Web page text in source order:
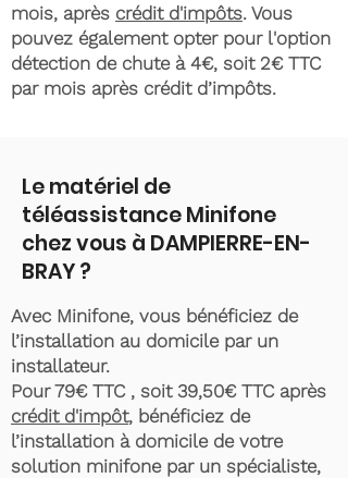
mois, après crédit d'impôts. Vous
pouvez également opter pour l'option
détection de chute à 4€, soit 2€ TTC
par mois après crédit d’impôts.
Le matériel de
téléassistance Minifone
chez vous à DAMPIERRE-EN-
BRAY ?
Avec Minifone, vous bénéficiez de
l’installation au domicile par un
installateur.
Pour 79€ TTC , soit 39,50€ TTC après
crédit d'impôt, bénéficiez de
l’installation à domicile de votre
solution minifone par un spécialiste,